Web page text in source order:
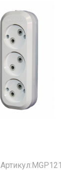
Артикул:MGP121